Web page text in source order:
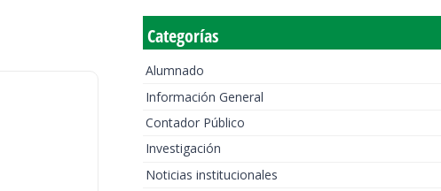
Categorías
Alumnado
Información General
Contador Público
Investigación
Noticias institucionales